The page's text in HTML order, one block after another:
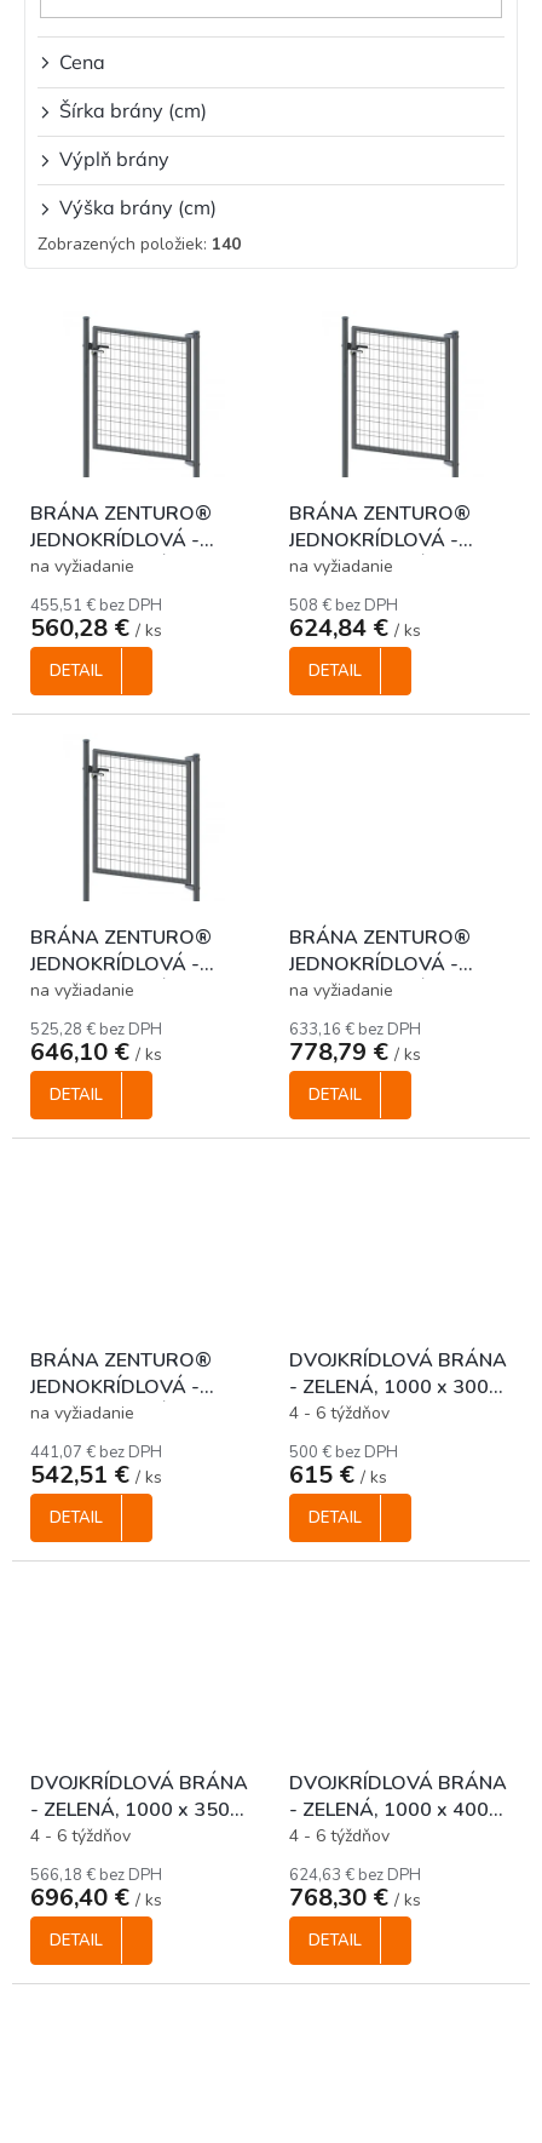
Cena
Šírka brány (cm)
Výplň brány
Výška brány (cm)
Zobrazených položiek: 140
d
u
k
o
v
BRÁNA ZENTURO®
JEDNOKRÍDLOVÁ -
ANTRACITOVÁ, 1250 x
1000 mm
na vyžiadanie
455,51 € bez DPH
560,28 € / ks
DETAIL
BRÁNA ZENTURO®
JEDNOKRÍDLOVÁ -
ANTRACITOVÁ, 1550 x
1000 mm
na vyžiadanie
508 € bez DPH
624,84 € / ks
DETAIL
BRÁNA ZENTURO®
JEDNOKRÍDLOVÁ -
ANTRACITOVÁ, 1700 x
1000 mm
na vyžiadanie
525,28 € bez DPH
646,10 € / ks
DETAIL
BRÁNA ZENTURO®
JEDNOKRÍDLOVÁ -
ANTRACITOVÁ, 2000 x
1000 mm
na vyžiadanie
633,16 € bez DPH
778,79 € / ks
DETAIL
BRÁNA ZENTURO®
JEDNOKRÍDLOVÁ -
ANTRACITOVÁ, 950 x
1000 mm
na vyžiadanie
441,07 € bez DPH
542,51 € / ks
DETAIL
DVOJKRÍDLOVÁ BRÁNA
- ZELENÁ, 1000 x 3000
mm
4 - 6 týždňov
500 € bez DPH
615 € / ks
DETAIL
DVOJKRÍDLOVÁ BRÁNA
- ZELENÁ, 1000 x 3500
mm
4 - 6 týždňov
566,18 € bez DPH
696,40 € / ks
DETAIL
DVOJKRÍDLOVÁ BRÁNA
- ZELENÁ, 1000 x 4000
mm
4 - 6 týždňov
624,63 € bez DPH
768,30 € / ks
DETAIL